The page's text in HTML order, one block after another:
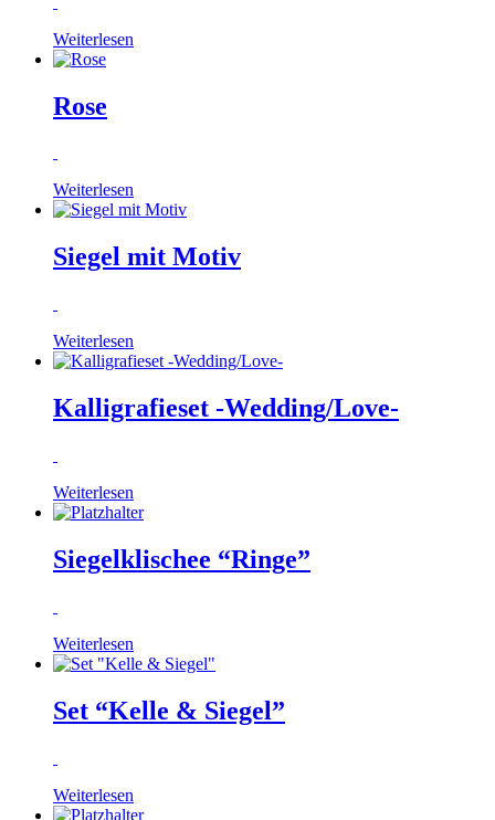
Weiterlesen
Rose
Weiterlesen
Siegel mit Motiv
Weiterlesen
Kalligrafieset -Wedding/Love-
Weiterlesen
Siegelklischee “Ringe”
Weiterlesen
Set “Kelle & Siegel”
Weiterlesen